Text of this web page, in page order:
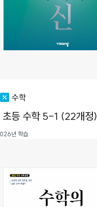
수학
초등 수학 5-1 (22개정)
년 학습